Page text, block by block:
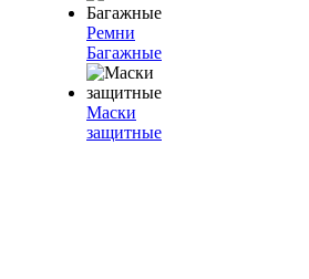
Ремни
Багажные
Маски
защитные